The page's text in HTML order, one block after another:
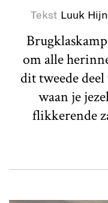
Tekst Luuk
om alle
dit tweede
waan je
flikkerende